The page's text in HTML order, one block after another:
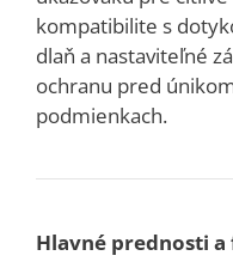
kompatibilite s
dlaň a nastaviteľné
ochranu pred
podmienkach.
Hlavné prednosti